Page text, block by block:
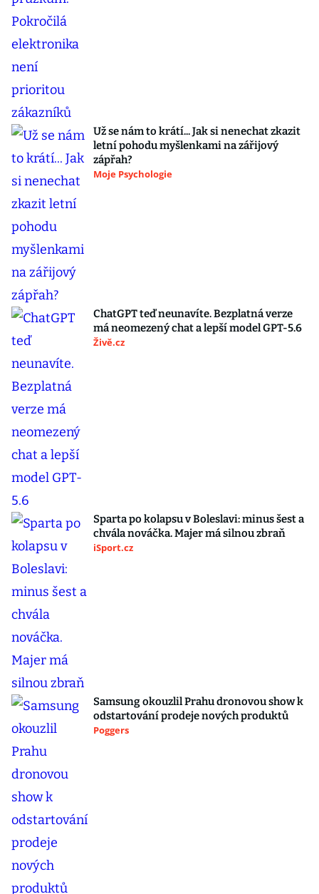
Už se nám to krátí... Jak si nenechat zkazit
letní pohodu myšlenkami na zářijový
zápřah?
Moje Psychologie
ChatGPT teď neunavíte. Bezplatná verze
má neomezený chat a lepší model GPT-5.6
Živě.cz
Sparta po kolapsu v Boleslavi: minus šest a
chvála nováčka. Majer má silnou zbraň
iSport.cz
Samsung okouzlil Prahu dronovou show k
odstartování prodeje nových produktů
Poggers